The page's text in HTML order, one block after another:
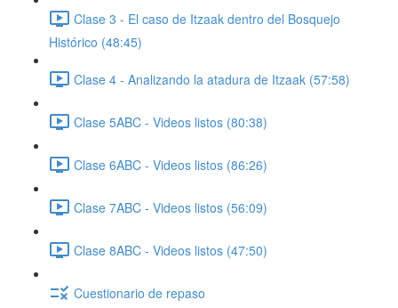
Clase 3 - El caso de Itzaak dentro del Bosquejo
Histórico (48:45)
Clase 4 - Analizando la atadura de Itzaak (57:58)
Clase 5ABC - Videos listos (80:38)
Clase 6ABC - Videos listos (86:26)
Clase 7ABC - Videos listos (56:09)
Clase 8ABC - Videos listos (47:50)
Cuestionario de repaso